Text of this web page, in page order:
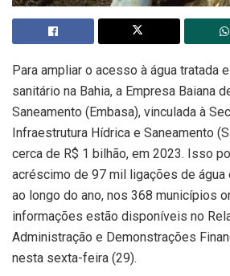
Para ampliar o acesso à água tratada
sanitário na Bahia, a Empresa Baiana
Saneamento (Embasa), vinculada à
Infraestrutura Hídrica e Saneamento
cerca de R$ 1 bilhão, em 2023. Isso
acréscimo de 97 mil ligações de
ao longo do ano, nos 368 municípios
informações estão disponíveis no
Administração e Demonstrações
nesta sexta-feira (29).